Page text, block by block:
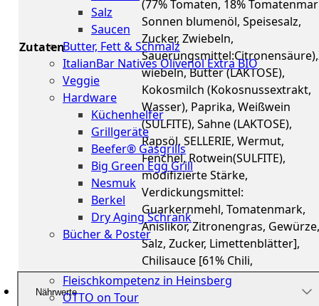
Salz
Saucen
Butter, Fett & Schmalz
ItalianBar Natives Olivenöl Extra BIO
Veggie
Hardware
Küchenhelfer
Grillgeräte
Beefer® Gasgrills
Big Green Egg Grill
Nesmuk
Berkel
Dry Aging Schrank
Bücher & Poster
Fleischkompetenz in Heinsberg
OTTO on Tour
Zutaten
(77% Tomaten, 18%
Sonnen blumenöl, Speisesalz,
Zucker, Zwiebeln,
wiebeln, Butter (LAKTOSE),
Kokosmilch (Kokosnussextrakt,
Wasser), Paprika, Weißwein
(SULFITE), Sahne (LAKTOSE),
Rapsöl, SELLERIE, Wermut,
Fenchel, Rotwein(SULFITE),
modifizierte Stärke,
Verdickungsmittel:
Guarkernmehl, Tomatenmark,
Anislikör, Zitronengras,
Salz, Zucker, Limettenblätter],
Chilisauce [61% Chili,
Nährwerte